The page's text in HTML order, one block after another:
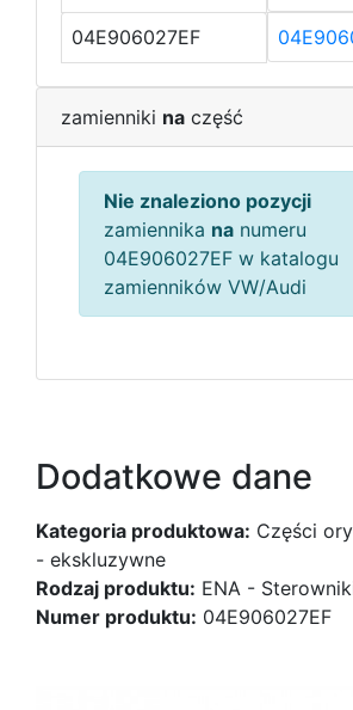
04E906027EF
zamienniki na część
Nie znaleziono pozycji
zamiennika na numeru
04E906027EF w katalogu
zamienników VW/Audi
Dodatkowe dane
Kategoria produktowa: Części
- ekskluzywne
Rodzaj produktu: ENA -
Numer produktu: 04E906027EF